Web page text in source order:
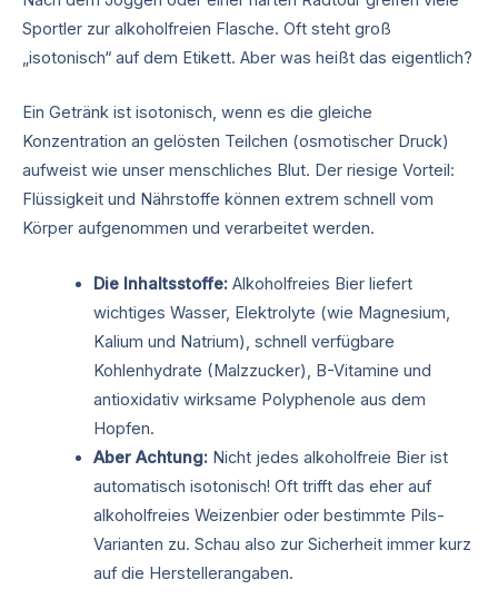
Sportler zur alkoholfreien Flasche. Oft steht groß
„isotonisch“ auf dem Etikett. Aber was heißt das eigentlich?
Ein Getränk ist isotonisch, wenn es die gleiche
Konzentration an gelösten Teilchen (osmotischer Druck)
aufweist wie unser menschliches Blut. Der riesige Vorteil:
Flüssigkeit und Nährstoffe können extrem schnell vom
Körper aufgenommen und verarbeitet werden.
Die Inhaltsstoffe:Alkoholfreies Bier liefert
wichtiges Wasser, Elektrolyte (wie Magnesium,
Kalium und Natrium), schnell verfügbare
Kohlenhydrate (Malzzucker), B-Vitamine und
antioxidativ wirksame Polyphenole aus dem
Hopfen.
Aber Achtung:Nicht jedes alkoholfreie Bier ist
automatisch isotonisch! Oft trifft das eher auf
alkoholfreies Weizenbier oder bestimmte Pils-
Varianten zu. Schau also zur Sicherheit immer kurz
auf die Herstellerangaben.